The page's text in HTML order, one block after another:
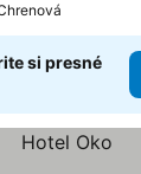
si presné